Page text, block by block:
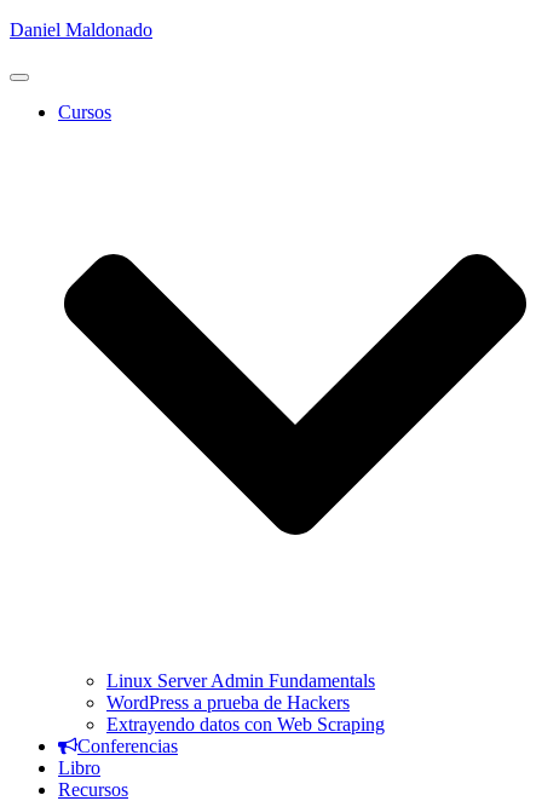
Daniel Maldonado
Cambiar
Cursos
Linux Server Admin Fundamentals
WordPress a prueba de Hackers
Extrayendo datos con Web Scraping
Conferencias
Libro
Recursos